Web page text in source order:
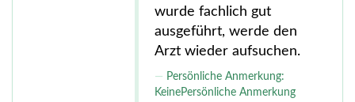
wurde fachlich gut
ausgeführt, werde den
Arzt wieder aufsuchen.
Persönliche Anmerkung:
KeinePersönliche Anmerkung